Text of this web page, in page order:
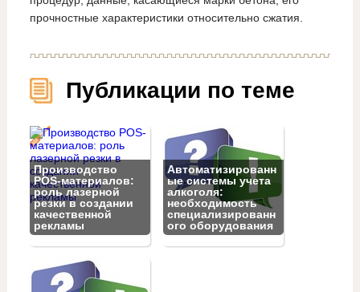
прочностные характеристики относительно сжатия.
Публикации по теме
Производство
POS-материалов:
роль лазерной
резки в создании
качественной
рекламы
Автоматизированн
ые системы учета
алкоголя:
необходимость
специализированн
ого оборудования